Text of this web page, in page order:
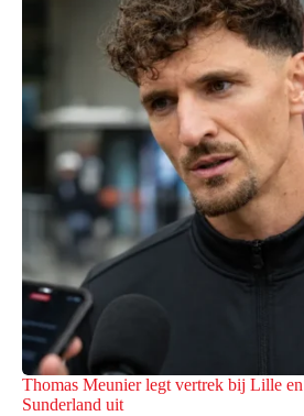
Thomas Meunier legt vertrek bij Lille
Sunderland uit